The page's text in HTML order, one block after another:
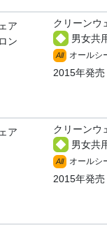
ア
ン
クリーンウ
男女共
All オールシ
2015年発売
ア
クリーンウ
男女共
All オールシ
2015年発売